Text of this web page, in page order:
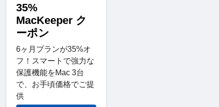
35%
MacKeeper ク
ーポン
6ヶ月プランが35%オ
フ！スマートで強力な
保護機能をMac 3台
で、お手頃価格でご提
供